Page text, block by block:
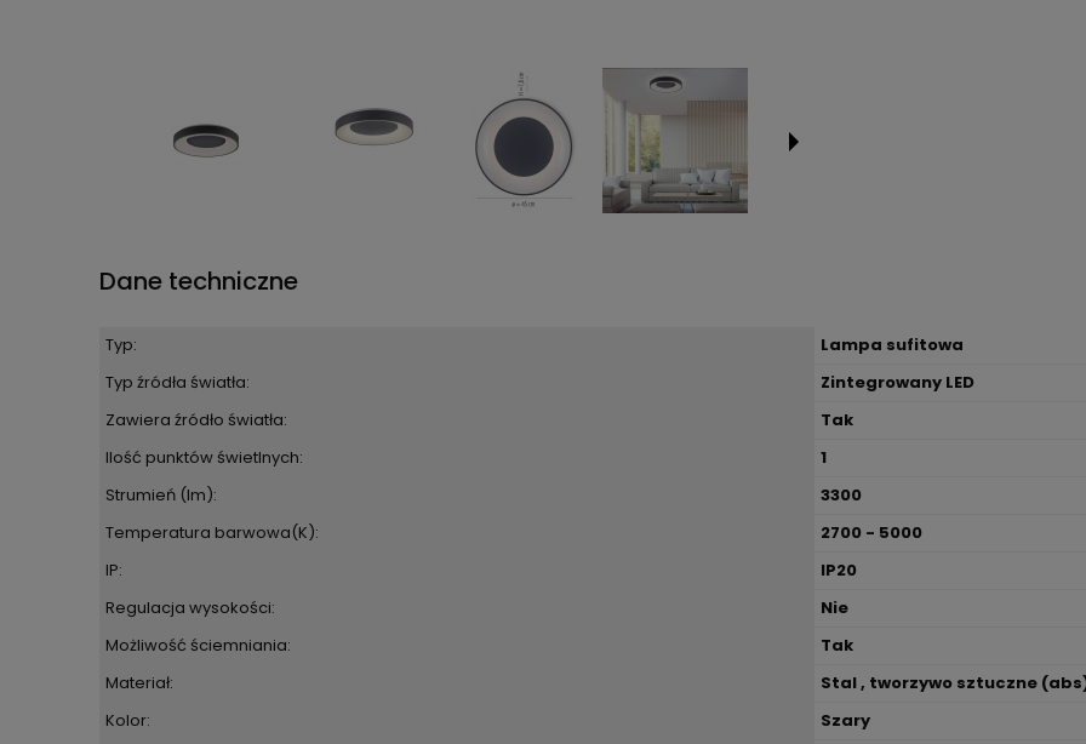
Dane techniczne
Typ:
Lampa sufitowa
Typ źródła światła:
Zintegrowany LED
Zawiera źródło światła:
Tak
Ilość punktów świetlnych:
1
Strumień (lm):
3300
Temperatura barwowa(K):
2700 - 5000
IP:
IP20
Regulacja wysokości:
Nie
Możliwość ściemniania:
Tak
Materiał:
Stal , tworzywo sztuczne
Kolor:
Szary